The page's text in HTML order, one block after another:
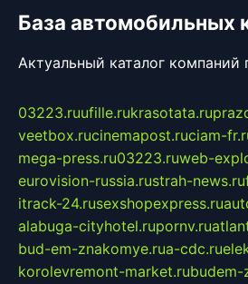
База автомобильных
Актуальный каталог компаний
03223.ruufille.rukrasotata.ru
veetbox.rucinemapost.ruciam-
mega-press.ru03223.ruweb-
eurovision-russia.rustrah-news.ru
itrack-24.rusexshopexpress.ru
alabuga-cityhotel.rupornv.ru
bud-em-znakomye.rua-cdc.ru
korolevremont-market.rubudem-